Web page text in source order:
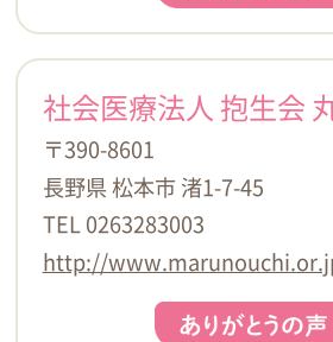
社会医療法人 抱生会
〒390-8601
長野県 松本市 渚1-7-45
TEL 0263283003
http://